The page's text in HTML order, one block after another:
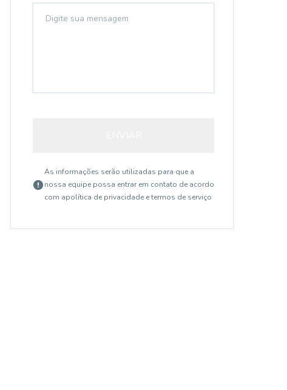
As informações serão utilizadas para que a
nossa equipe possa entrar em contato de acordo
com apolítica de privacidade e termos de serviço